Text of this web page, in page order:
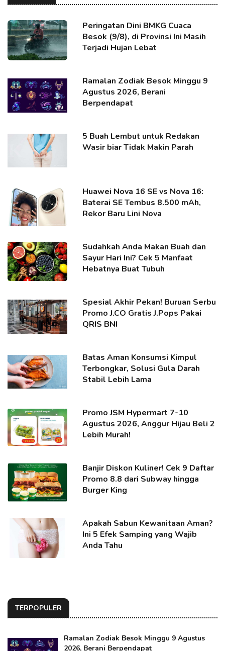
Peringatan Dini BMKG Cuaca
Besok (9/8), di Provinsi Ini Masih
Terjadi Hujan Lebat
Ramalan Zodiak Besok Minggu 9
Agustus 2026, Berani
Berpendapat
5 Buah Lembut untuk Redakan
Wasir biar Tidak Makin Parah
Huawei Nova 16 SE vs Nova 16:
Baterai SE Tembus 8.500 mAh,
Rekor Baru Lini Nova
Sudahkah Anda Makan Buah dan
Sayur Hari Ini? Cek 5 Manfaat
Hebatnya Buat Tubuh
Spesial Akhir Pekan! Buruan Serbu
Promo J.CO Gratis J.Pops Pakai
QRIS BNI
Batas Aman Konsumsi Kimpul
Terbongkar, Solusi Gula Darah
Stabil Lebih Lama
Promo JSM Hypermart 7-10
Agustus 2026, Anggur Hijau Beli 2
Lebih Murah!
Banjir Diskon Kuliner! Cek 9 Daftar
Promo 8.8 dari Subway hingga
Burger King
Apakah Sabun Kewanitaan Aman?
Ini 5 Efek Samping yang Wajib
Anda Tahu
TERPOPULER
Ramalan Zodiak Besok Minggu 9 Agustus
2026, Berani Berpendapat